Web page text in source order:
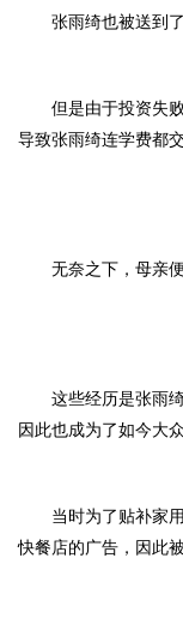
张雨绮也被送到
但是由于投资失
导致张雨绮连学费都交
无奈之下，母亲
这些经历是张雨
因此也成为了如今大
当时为了贴补家
快餐店的广告，因此